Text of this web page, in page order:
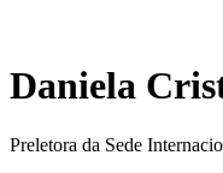
Daniela
Preletora da Sede